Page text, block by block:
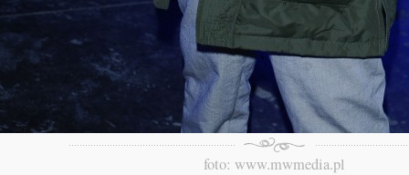
foto: www.mwmedia.pl